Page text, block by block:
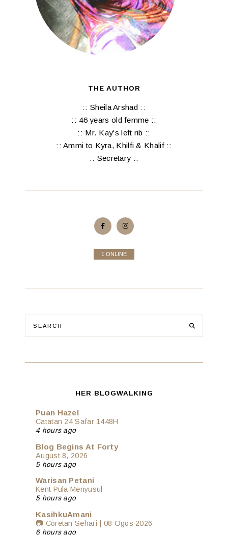
THE AUTHOR
:: Sheila Arshad ::
:: 46 years old femme ::
:: Mr. Kay's left rib ::
:: Ammi to Kyra, Khilfi & Khalif ::
:: Secretary ::
1 ONLINE
HER BLOGWALKING
Puan Hazel
Catatan 24 Safar 1448H
4 hours ago
Blog Begins At Forty
August 8, 2026
5 hours ago
Warisan Petani
Kent Pula Menyusul
5 hours ago
KasihkuAmani
📷 Coretan Sehari | 08 Ogos 2026
6 hours ago